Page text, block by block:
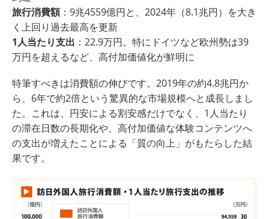
旅行消費額：9兆4559億円と、2024年（8.1兆円）を大き
く上回り過去最高を更新
1人当たり支出 ：22.9万円。特にドイツなど欧州勢は39
万円を超えるなど、高付加価値化が鮮明に
特筆すべきは消費額の伸びです。2019年の約4.8兆円か
ら、6年で約2倍という驚異的な市場規模へと成長しまし
た。これは、円安による割安感だけでなく、1人当たり
の滞在日数の長期化や、高付加価値な体験コンテンツへ
の支出が増えたことによる「質の向上」がもたらした結
果です。